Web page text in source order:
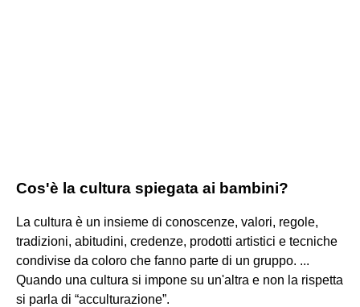
Cos'è la cultura spiegata ai bambini?
La cultura è un insieme di conoscenze, valori, regole,
tradizioni, abitudini, credenze, prodotti artistici e tecniche
condivise da coloro che fanno parte di un gruppo. ...
Quando una cultura si impone su un'altra e non la rispetta
si parla di “acculturazione”.